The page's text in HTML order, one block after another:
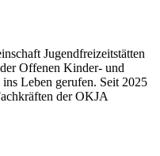
Jugendfreizeitstätten
Offenen Kinder- und
Leben gerufen. Seit 2025
der OKJA